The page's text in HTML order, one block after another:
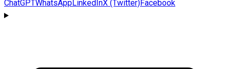
ChatGPTWhatsAppLinkedInX (Twitter)Facebook